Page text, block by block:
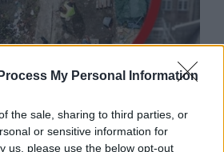
My Personal Information
the sale, sharing to third parties, or
or sensitive information for
us, please use the below opt-out
почти 900 години
за сладолед в